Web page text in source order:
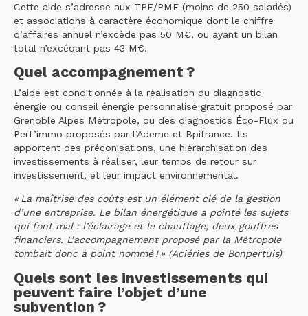
Cette aide s’adresse aux TPE/PME (moins de 250 salariés)
et associations à caractère économique dont le chiffre
d’affaires annuel n’excède pas 50 M€, ou ayant un bilan
total n’excédant pas 43 M€.
Quel accompagnement ?
L’aide est conditionnée à la réalisation du diagnostic
énergie ou conseil énergie personnalisé gratuit proposé par
Grenoble Alpes Métropole, ou des diagnostics Éco-Flux ou
Perf’immo proposés par l’Ademe et Bpifrance. Ils
apportent des préconisations, une hiérarchisation des
investissements à réaliser, leur temps de retour sur
investissement, et leur impact environnemental.
« La maîtrise des coûts est un élément clé de la gestion
d’une entreprise. Le bilan énergétique a pointé les sujets
qui font mal : l’éclairage et le chauffage, deux gouffres
financiers. L’accompagnement proposé par la Métropole
tombait donc à point nommé ! » (Aciéries de Bonpertuis)
Quels sont les investissements qui
peuvent faire l’objet d’une
subvention ?